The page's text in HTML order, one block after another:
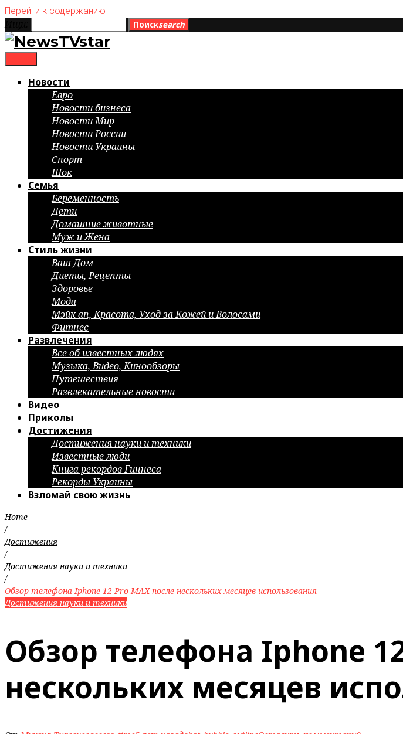
Перейти к содержанию
Поискsearch
Новости
Евро
Новости бизнеса
Новости Мир
Новости России
Новости Украины
Спорт
Шок
Семья
Беременность
Дети
Домашние животные
Муж и Жена
Стиль жизни
Ваш Дом
Диеты, Рецепты
Здоровье
Мода
Мэйк ап, Красота, Уход за Кожей и Волосами
Фитнес
Развлечения
Все об известных людях
Музыка, Видео, Кинообзоры
Путешествия
Развлекательные новости
Видео
Приколы
Достижения
Достижения науки и техники
Известные люди
Книга рекордов Гиннеса
Рекорды Украины
Взломай свою жизнь
Home
/
Достижения
/
Достижения науки и техники
/
Обзор телефона Iphone 12 Pro MAX после нескольких месяцев использования
Достижения науки и техники
Обзор телефона Iphone
нескольких месяцев